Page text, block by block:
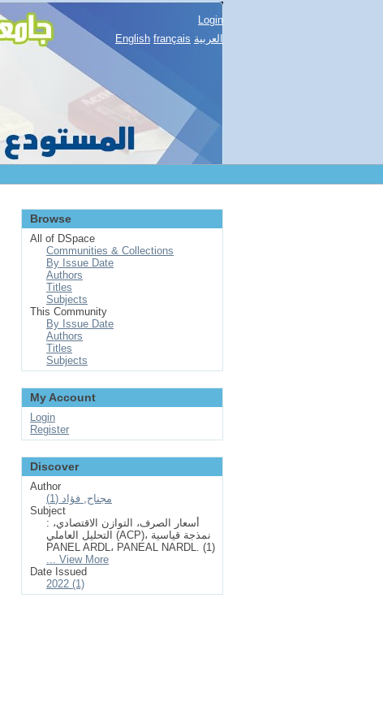
Login
English français العربية
Browse
All of DSpace
Communities & Collections
By Issue Date
Authors
Titles
Subjects
This Community
By Issue Date
Authors
Titles
Subjects
My Account
Login
Register
Discover
Author
مجناح, فؤاد (1)
Subject
: أسعار الصرف، التوازن الاقتصادي،
التحليل العاملي (ACP)، نمذجة قياسية
PANEL ARDL، PANEAL NARDL. (1)
... View More
Date Issued
2022 (1)